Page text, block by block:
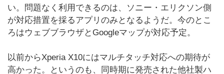
い。問題なく利用できるのは、ソニー・エリクソン側
が対応措置を採るアプリのみとなるようだ。今のとこ
ろはウェブブラウザとGoogleマップが対応予定。
以前からXperia X10にはマルチタッチ対応への期待が
高かった。というのも、同時期に発売された他社製ハ